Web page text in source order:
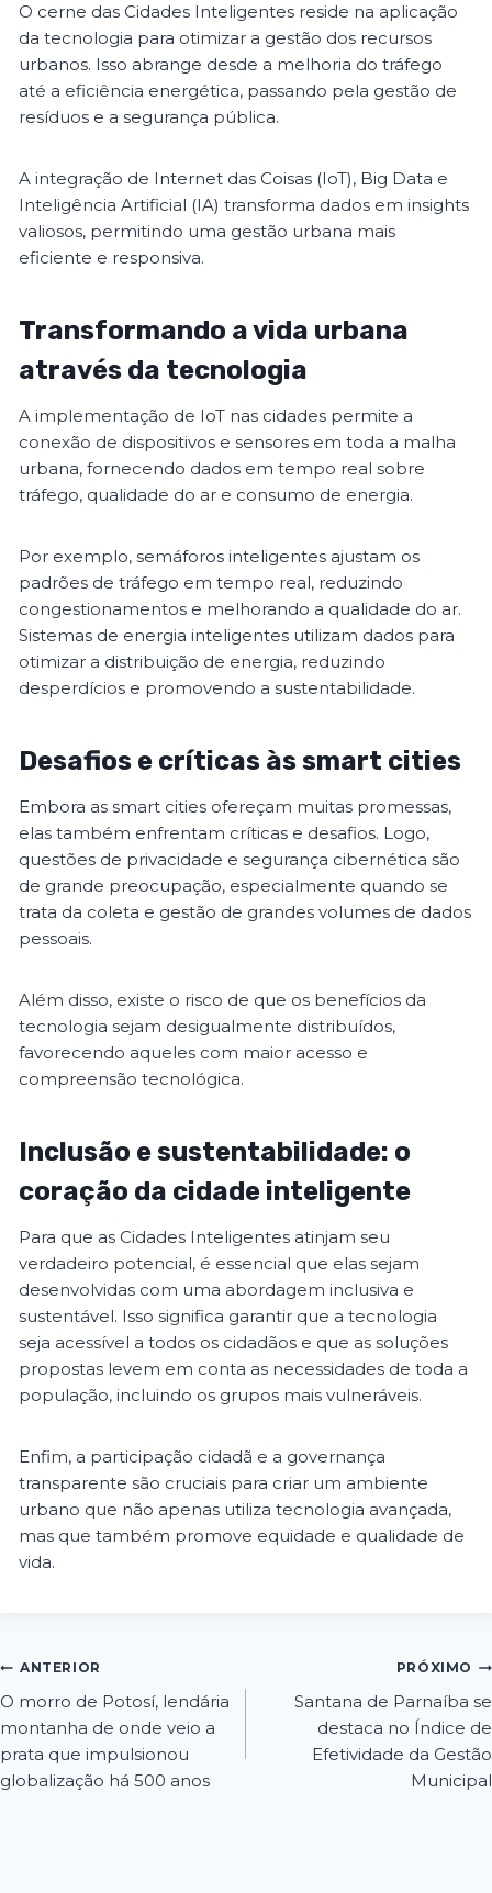
O cerne das Cidades Inteligentes reside na aplicação
da tecnologia para otimizar a gestão dos recursos
urbanos. Isso abrange desde a melhoria do tráfego
até a eficiência energética, passando pela gestão de
resíduos e a segurança pública.
A integração de Internet das Coisas (IoT), Big Data e
Inteligência Artificial (IA) transforma dados em insights
valiosos, permitindo uma gestão urbana mais
eficiente e responsiva.
Transformando a vida urbana
através da tecnologia
A implementação de IoT nas cidades permite a
conexão de dispositivos e sensores em toda a malha
urbana, fornecendo dados em tempo real sobre
tráfego, qualidade do ar e consumo de energia.
Por exemplo, semáforos inteligentes ajustam os
padrões de tráfego em tempo real, reduzindo
congestionamentos e melhorando a qualidade do ar.
Sistemas de energia inteligentes utilizam dados para
otimizar a distribuição de energia, reduzindo
desperdícios e promovendo a sustentabilidade.
Desafios e críticas às smart cities
Embora as smart cities ofereçam muitas promessas,
elas também enfrentam críticas e desafios. Logo,
questões de privacidade e segurança cibernética são
de grande preocupação, especialmente quando se
trata da coleta e gestão de grandes volumes de dados
pessoais.
Além disso, existe o risco de que os benefícios da
tecnologia sejam desigualmente distribuídos,
favorecendo aqueles com maior acesso e
compreensão tecnológica.
Inclusão e sustentabilidade: o
coração da cidade inteligente
Para que as Cidades Inteligentes atinjam seu
verdadeiro potencial, é essencial que elas sejam
desenvolvidas com uma abordagem inclusiva e
sustentável. Isso significa garantir que a tecnologia
seja acessível a todos os cidadãos e que as soluções
propostas levem em conta as necessidades de toda a
população, incluindo os grupos mais vulneráveis.
Enfim, a participação cidadã e a governança
transparente são cruciais para criar um ambiente
urbano que não apenas utiliza tecnologia avançada,
mas que também promove equidade e qualidade de
vida.
ANTERIOR
O morro de Potosí, lendária
montanha de onde veio a
prata que impulsionou
globalização há 500 anos
PRÓXIMO
Santana de Parnaíba se
destaca no Índice de
Efetividade da Gestão
Municipal